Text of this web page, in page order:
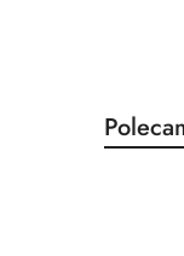
Pomiń
o